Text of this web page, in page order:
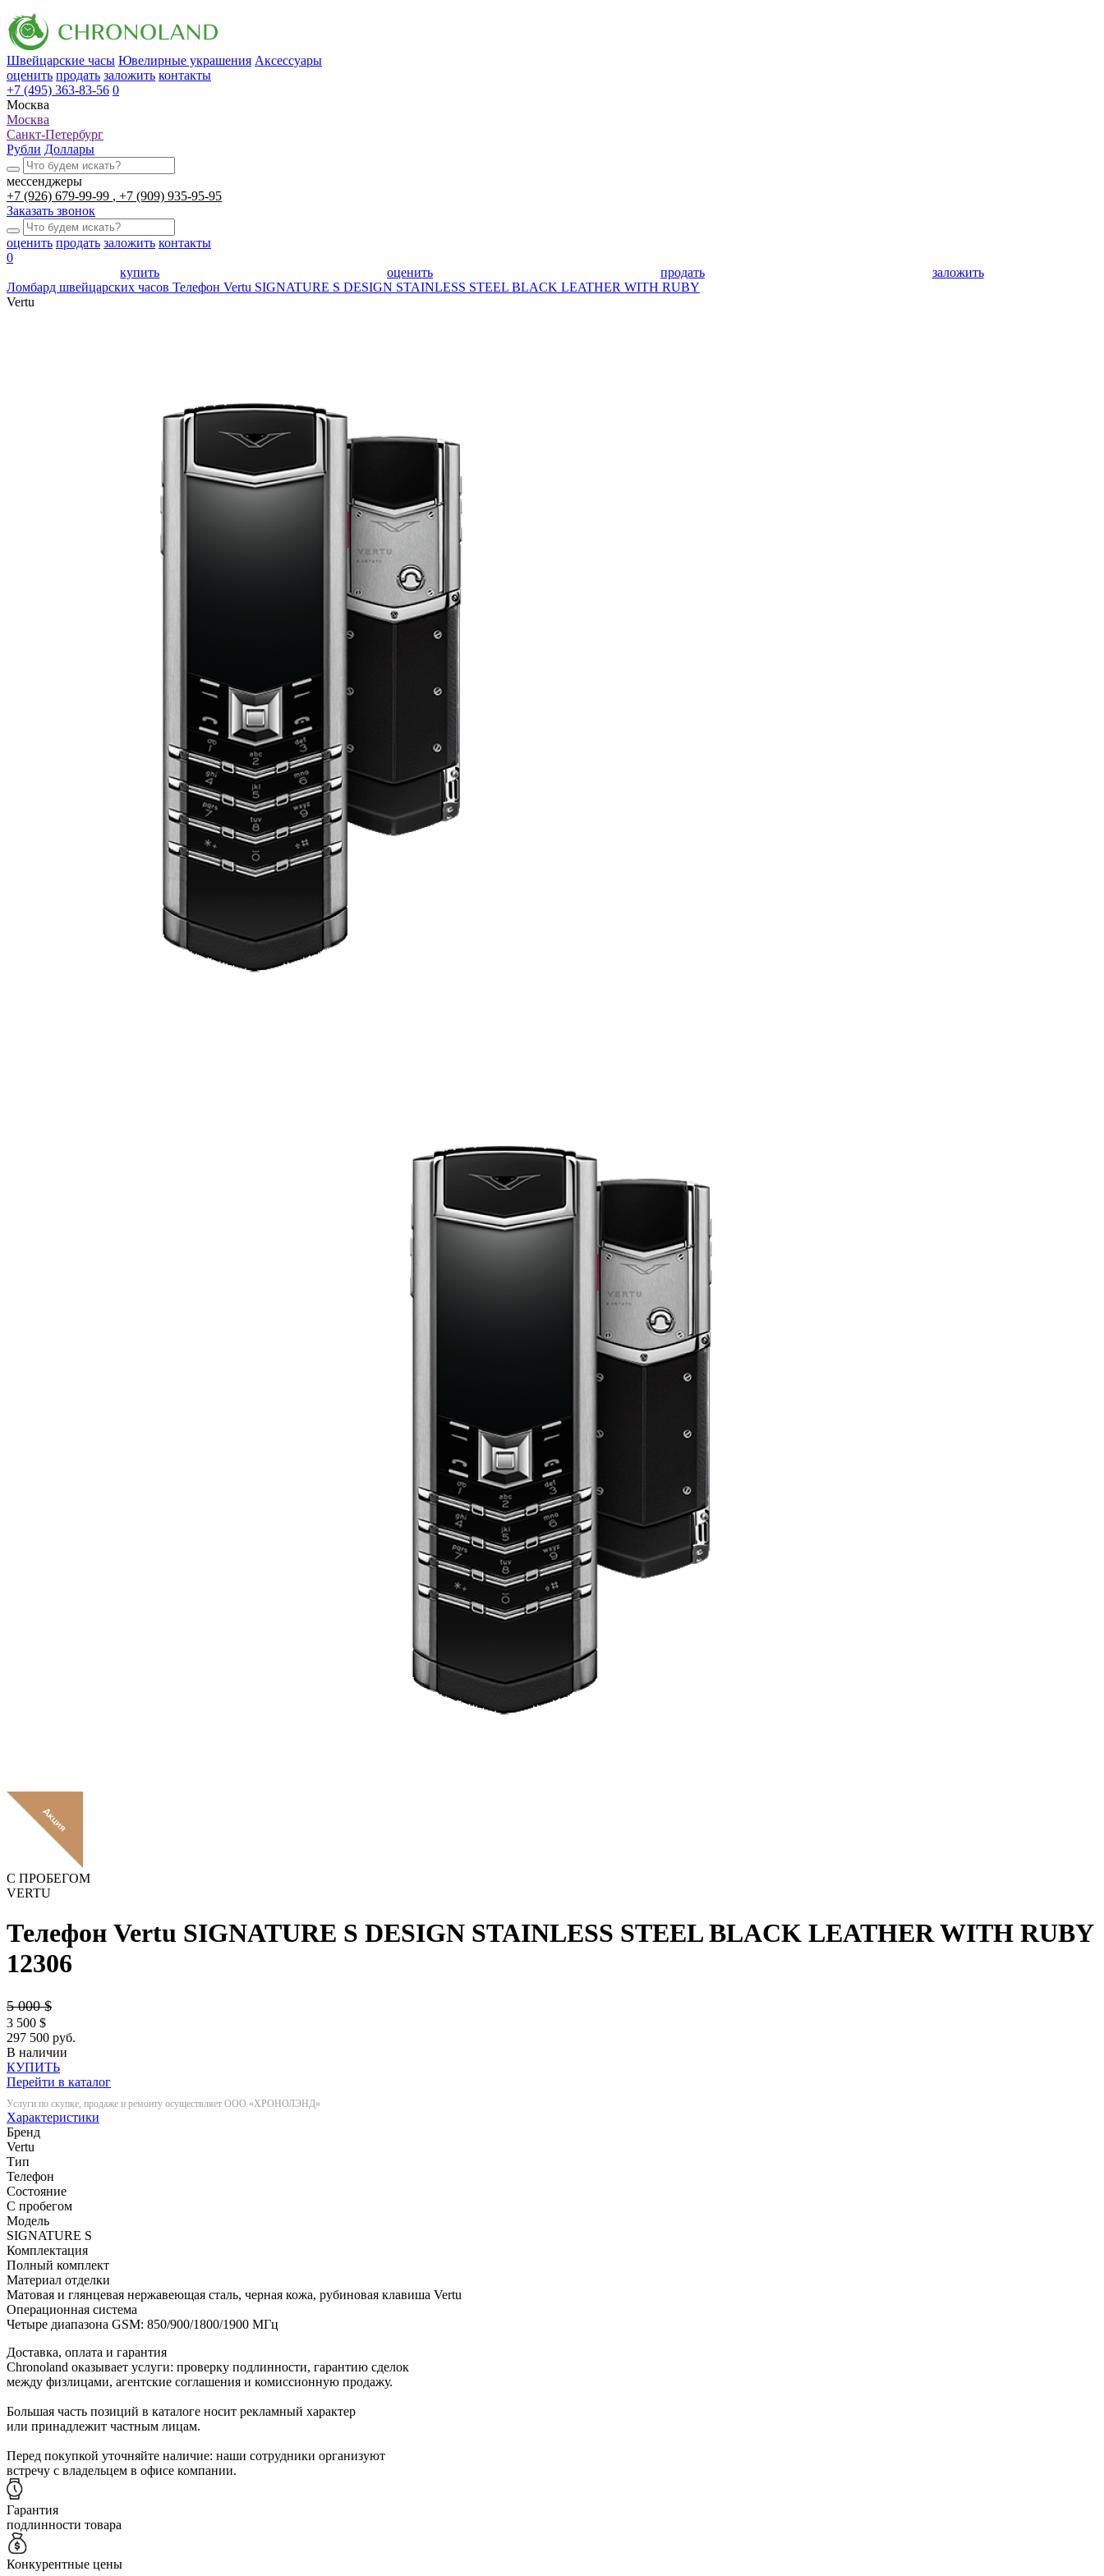
Швейцарские часы Ювелирные украшения Аксессуары
оценить продать заложить контакты
+7 (495) 363-83-56 0
Москва
Москва
Санкт-Петербург
Рубли Доллары
мессенджеры
+7 (926) 679-99-99
+7 (909) 935-95-95
Заказать звонок
оценить продать заложить контакты
0
купить
оценить продать
заложить
Ломбард швейцарских часов Телефон Vertu SIGNATURE S DESIGN STAINLESS STEEL BLACK LEATHER WITH RUBY
Vertu
С ПРОБЕГОМ
VERTU
Телефон Vertu SIGNATURE S DESIGN STAINLESS STEEL BLACK LEATHER WITH RUBY
12306
5 000$
3 500 $
297 500 руб.
В наличии
КУПИТЬ
Перейти в каталог
Услуги по скупке, продаже и ремонту осуществляет ООО «ХРОНОЛЭНД»
Характеристики
Бренд
Vertu
Тип
Телефон
Состояние
С пробегом
Модель
SIGNATURE S
Комплектация
Полный комплект
Материал отделки
Матовая и глянцевая нержавеющая сталь, черная кожа, рубиновая клавиша Vertu
Операционная система
Четыре диапазона GSM: 850/900/1800/1900 МГц
Доставка, оплата и гарантия
Chronoland оказывает услуги: проверку подлинности, гарантию сделок
между физлицами, агентские соглашения и комиссионную продажу.
Большая часть позиций в каталоге носит рекламный характер
или принадлежит частным лицам.
Перед покупкой уточняйте наличие: наши сотрудники организуют
встречу с владельцем в офисе компании.
Гарантия
подлинности товара
Конкурентные цены